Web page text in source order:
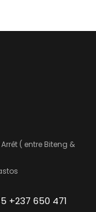
( entre Biteng &
+237 650 471